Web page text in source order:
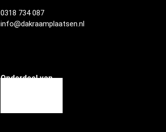
0318 734 087
info@dakraamplaatsen.nl
Onderdeel van